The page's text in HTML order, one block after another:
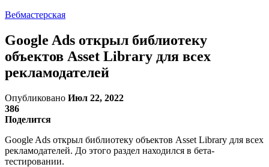
Вебмастерская
Google Ads открыл библиотеку
объектов Asset Library для всех
рекламодателей
Опубликовано Июл 22, 2022
386
Поделится
Google Ads открыл библиотеку объектов Asset Library для всех
рекламодателей. До этого раздел находился в бета-
тестировании.